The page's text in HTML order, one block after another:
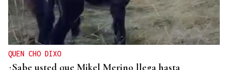
QUEN CHO DIXO